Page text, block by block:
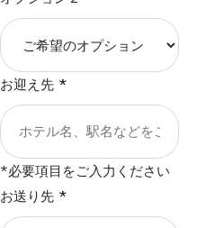
お迎え先 *
*必要項目をご入力ください
お送り先 *